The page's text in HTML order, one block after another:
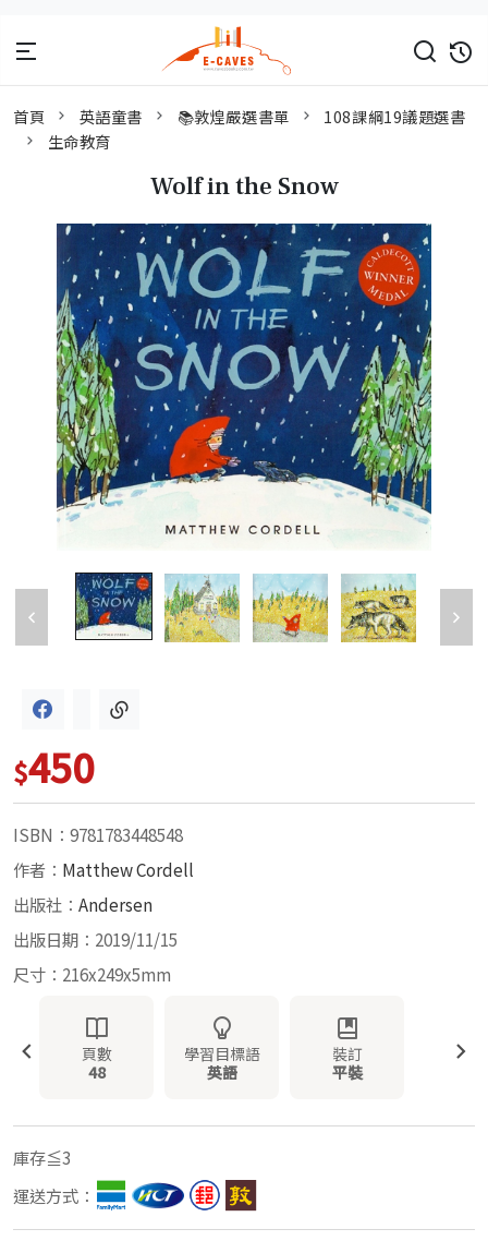
首頁 英語童書 📚敦煌嚴選書單
108課綱19議題選書
生命教育
Wolf in the Snow
$450
ISBN：9781783448548
作者： Matthew Cordell
出版社： Andersen
出版日期：2019/11/15
尺寸：216x249x5mm
頁數
48
學習目標語
英語
裝訂
平裝
庫存≦3
運送方式：